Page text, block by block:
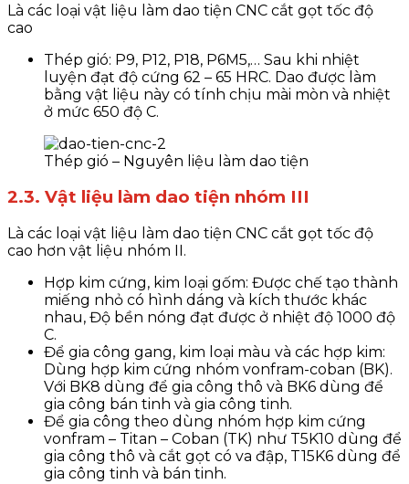
Là các loại vật liệu làm dao tiện CNC cắt gọt tốc độ
cao
Thép gió: P9, P12, P18, P6M5,… Sau khi nhiệt
luyện đạt độ cứng 62 – 65 HRC. Dao được làm
bằng vật liệu này có tính chịu mài mòn và nhiệt
ở mức 650 độ C.
Thép gió – Nguyên liệu làm dao tiện
2.3. Vật liệu làm dao tiện nhóm III
Là các loại vật liệu làm dao tiện CNC cắt gọt tốc độ
cao hơn vật liệu nhóm II.
Hợp kim cứng, kim loại gốm: Được chế tạo thành
miếng nhỏ có hình dáng và kích thước khác
nhau, Độ bền nóng đạt được ở nhiệt độ 1000 độ
C.
Để gia công gang, kim loại màu và các hợp kim:
Dùng hợp kim cứng nhóm vonfram-coban (BK).
Với BK8 dùng để gia công thô và BK6 dùng để
gia công bán tinh và gia công tinh.
Để gia công theo dùng nhóm hợp kim cứng
vonfram – Titan – Coban (TK) như T5K10 dùng để
gia công thô và cắt gọt có va đập, T15K6 dùng để
gia công tinh và bán tinh.